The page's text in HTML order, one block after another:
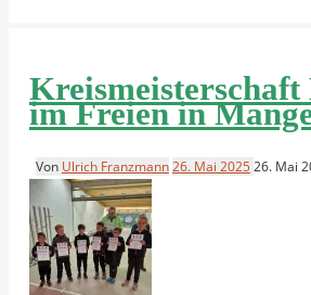
Kreismeisterschaft
im Freien in
Von Ulrich Franzmann26. Mai 2025 26. Mai